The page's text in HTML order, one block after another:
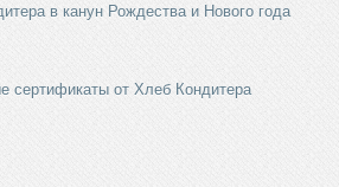
в канун Рождества и Нового года
сертификаты от Хлеб Кондитера